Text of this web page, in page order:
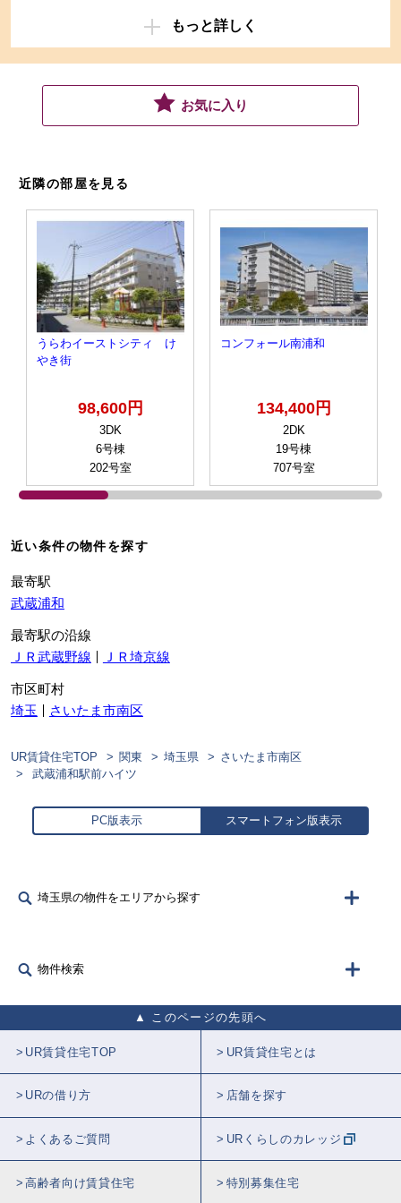
もっと詳しく
お気に入り
近隣の部屋を見る
うらわイーストシティ け
やき街
98,600円
3DK
6号棟
202号室
コンフォール南浦和
134,400円
2DK
19号棟
707号室
近い条件の物件を探す
最寄駅
武蔵浦和
最寄駅の沿線
ＪＲ武蔵野線
ＪＲ埼京線
市区町村
埼玉
さいたま市南区
UR賃貸住宅TOP 関東 埼玉県
さいたま市南区
武蔵浦和駅前ハイツ
PC版表示 スマートフォン版表示
埼玉県の物件をエリアから探す
物件検索
このページの先頭へ
UR賃貸住宅TOP UR賃貸住宅とは
URの借り方 店舗を探す
よくあるご質問 URくらしのカレッジ
高齢者向け賃貸住宅 特別募集住宅